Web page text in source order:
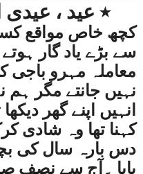
٭ عید ،
کچھ خاص مواقع
سے بڑے یاد گار
معاملہ مہرو باجی
نہیں جانتے مگر ہم
انہیں اپنے گھر
کہنا تھا وہ شادی
دس بارہ سال کی
پایا ۔آج سے نصف